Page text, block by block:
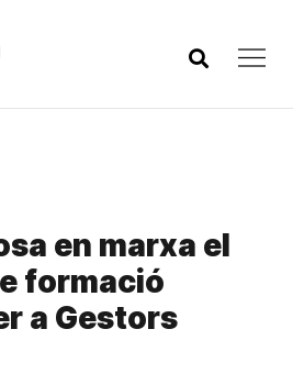
en marxa el
formació
a Gestors